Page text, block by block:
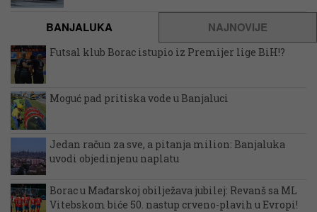
BANJALUKA NAJNOVIJE
Futsal klub Borac istupio iz Premijer lige BiH!?
Moguć pad pritiska vode u Banjaluci
Jedan račun za sve, a pitanja milion: Banjaluka
uvodi objedinjenu naplatu
Borac u Mađarskoj obilježava jubilej: Revanš sa ML
Vitebskom biće 50. nastup crveno-plavih u Evropi!